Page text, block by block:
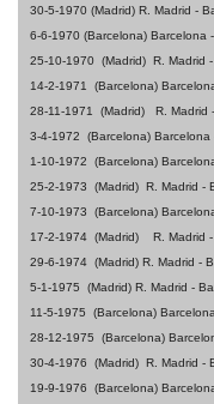
30-5-1970 (Madrid) R. Madrid -
6-6-1970 (Barcelona) Barcelona
25-10-1970 (Madrid) R. Madrid
14-2-1971
(Barcelona)
28-11-1971
(Madrid) R. Madrid
3-4-1972
(Barcelona) Barcelona
1-10-1972
(Barcelona)
25-2-1973
(Madrid) R. Madrid -
7-10-1973
(Barcelona)
17-2-1974 (Madrid) R. Madrid
29-6-1974 (Madrid) R. Madrid -
5-1-1975
(Madrid) R. Madrid -
11-5-1975
(Barcelona)
28-12-1975
(Barcelona)
30-4-1976
(Madrid) R. Madrid -
19-9-1976
(Barcelona)